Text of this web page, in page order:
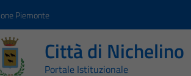
Piemonte
Città di Nichelino
Portale Istituzionale